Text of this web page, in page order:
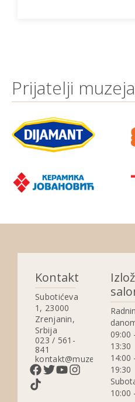
Prijatelji muzeja
Kontakt
Subotićeva
1, 23000
Zrenjanin,
Srbija
023 / 561-
841
09:00
13:30
14:00
19:30
10:00 -